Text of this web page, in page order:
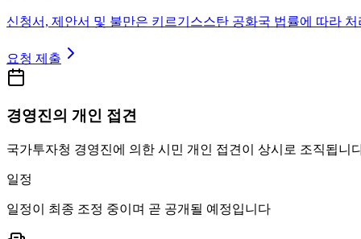
신청서, 제안서 및 불만은 키르기스스탄 공화국 법률에 따라 처
요청 제출
경영진의 개인 접견
국가투자청 경영진에 의한 시민 개인 접견이 상시로 조직됩니
일정
일정이 최종 조정 중이며 곧 공개될 예정입니다